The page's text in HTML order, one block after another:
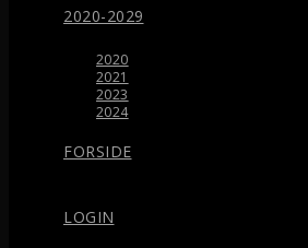
2020-2029
2020
2021
2023
2024
FORSIDE
LOGIN